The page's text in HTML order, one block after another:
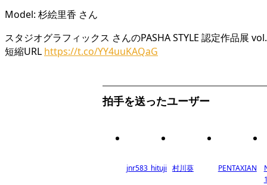
Model: 杉絵里香 さん
スタジオグラフィックス さんのPASHA STYLE 認定作品展
短縮URL https://t.co/YY4uuKAQaG
拍手を送ったユーザー
jnr583_hituji 村川葵 PENTAXIAN